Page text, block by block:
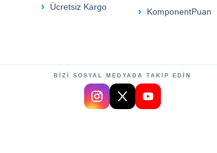
Ücretsiz Kargo
KomponentPuan
BİZİ SOSYAL MEDYADA TAKİP EDİN